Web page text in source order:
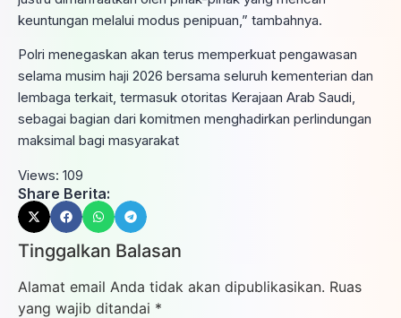
keuntungan melalui modus penipuan,” tambahnya.
Polri menegaskan akan terus memperkuat pengawasan
selama musim haji 2026 bersama seluruh kementerian dan
lembaga terkait, termasuk otoritas Kerajaan Arab Saudi,
sebagai bagian dari komitmen menghadirkan perlindungan
maksimal bagi masyarakat
Views: 109
Share Berita:
Tinggalkan Balasan
Alamat email Anda tidak akan dipublikasikan. Ruas
yang wajib ditandai *